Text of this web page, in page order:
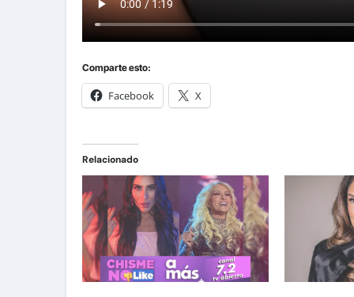
Comparte esto:
Facebook X
Relacionado